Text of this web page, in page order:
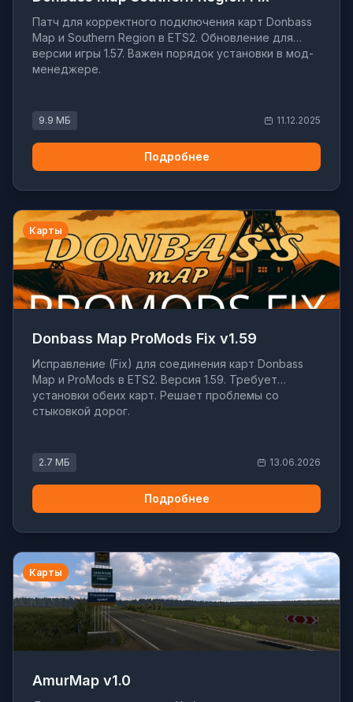
Патч для корректного подключения карт Donbass
Map и Southern Region в ETS2. Обновление для
версии игры 1.57. Важен порядок установки в мод-
менеджере.
9.9 МБ 11.12.2025
Подробнее
Карты
Donbass Map ProMods Fix v1.59
Исправление (Fix) для соединения карт Donbass
Map и ProMods в ETS2. Версия 1.59. Требует
установки обеих карт. Решает проблемы со
стыковкой дорог.
2.7 МБ 13.06.2026
Подробнее
Карты
AmurMap v1.0